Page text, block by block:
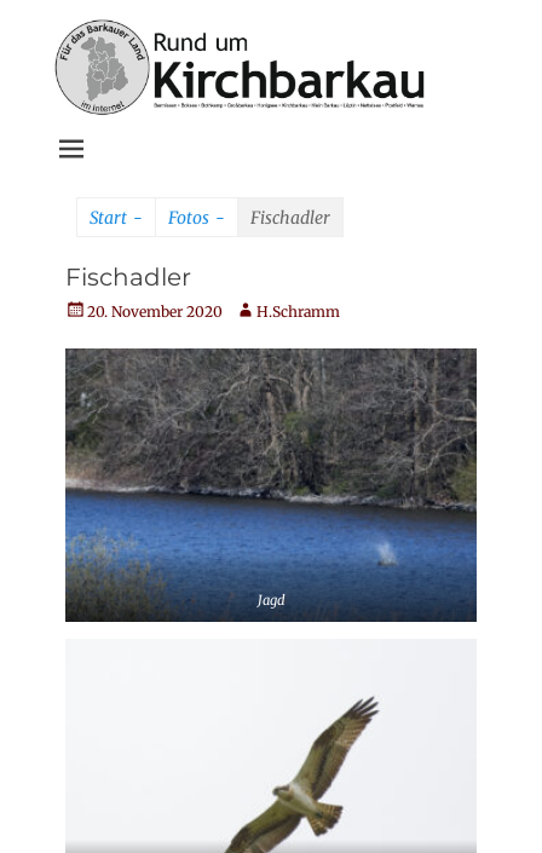
Start - Fotos - Fischadler
Fischadler
Veröffentlicht
20. November 2020 AutorH.Schramm
Jagd